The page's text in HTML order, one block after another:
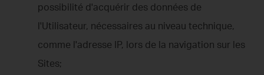
possibilité d'acquérir des données de
l'Utilisateur, nécessaires au niveau technique,
comme l'adresse IP, lors de la navigation sur les
Sites;